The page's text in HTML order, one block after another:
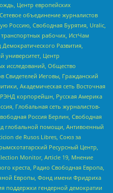
Центр европейских
объединение журналистов
Россию, Свободная Бурятия, Uralic,
рабочих, ИстЧам
Развития,
университет, Центр
исследований, Общество
Свидетелей Иеговы, Гражданский
Академическая сеть Восточная
РЭНД корпорейшн, Русская Америка
Глобальная сеть журналистов-
Россия Берлин, Свободная
глобальной помощи, Антивоенный
de Rusos Libres, Союз за
Ресурсный Центр,
Monitor, Article 19, Мнение
креста, Радио Свободная Европа,
Европы, Фонд имени Фридриха
поддержки гендерной демократии